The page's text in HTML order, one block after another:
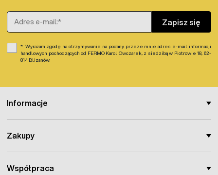
Informacje
Zakupy
Współpraca
Adres e-mail
Zapisz się
Wyrażam zgodę na otrzymywanie na podany przeze mnie adres e-mail informacji
handlowych pochodzących od FERMO Karol Owczarek, z siedzibą w Piotrowie 18, 62-
814 Blizanów.